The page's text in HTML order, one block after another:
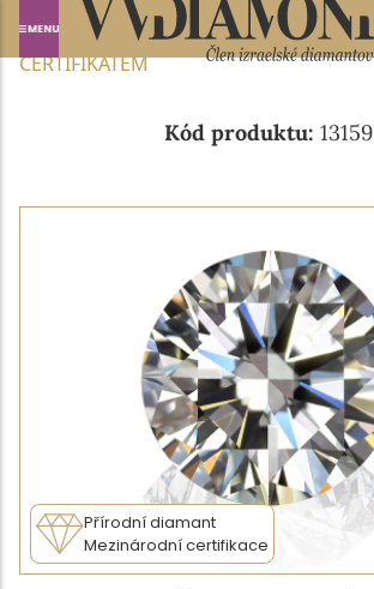
Domů NABÍDKA DIAMANTŮ
CERTIFIKÁTEM
Kód produktu: 13159
Přírodní diamant
Mezinárodní certifikace